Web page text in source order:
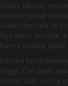
Untuk ukuran
Sandra cukup
sudah berusia di
ikut kelas aerobik.
hanya pulang
Karena
tinggi, Om Bayu
ramah dan sering